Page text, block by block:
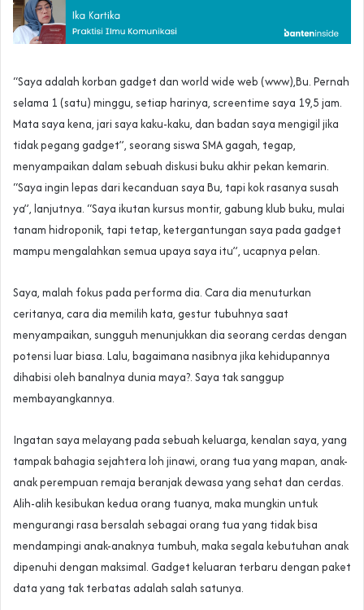
“Saya adalah korban gadget dan world wide web (www),Bu. Pernah
selama 1 (satu) minggu, setiap harinya, screentime saya 19,5 jam.
Mata saya kena, jari saya kaku-kaku, dan badan saya mengigil jika
tidak pegang gadget”, seorang siswa SMA gagah, tegap,
menyampaikan dalam sebuah diskusi buku akhir pekan kemarin.
“Saya ingin lepas dari kecanduan saya Bu, tapi kok rasanya susah
ya”, lanjutnya. “Saya ikutan kursus montir, gabung klub buku, mulai
tanam hidroponik, tapi tetap, ketergantungan saya pada gadget
mampu mengalahkan semua upaya saya itu”, ucapnya pelan.
Saya, malah fokus pada performa dia. Cara dia menuturkan
ceritanya, cara dia memilih kata, gestur tubuhnya saat
menyampaikan, sungguh menunjukkan dia seorang cerdas dengan
potensi luar biasa. Lalu, bagaimana nasibnya jika kehidupannya
dihabisi oleh banalnya dunia maya?. Saya tak sanggup
membayangkannya.
Ingatan saya melayang pada sebuah keluarga, kenalan saya, yang
tampak bahagia sejahtera loh jinawi, orang tua yang mapan, anak-
anak perempuan remaja beranjak dewasa yang sehat dan cerdas.
Alih-alih kesibukan kedua orang tuanya, maka mungkin untuk
mengurangi rasa bersalah sebagai orang tua yang tidak bisa
mendampingi anak-anaknya tumbuh, maka segala kebutuhan anak
dipenuhi dengan maksimal. Gadget keluaran terbaru dengan paket
data yang tak terbatas adalah salah satunya.